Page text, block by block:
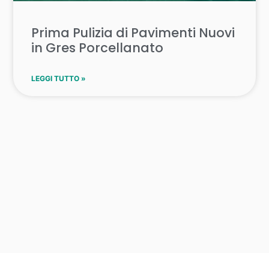
Prima Pulizia di Pavimenti Nuovi
in Gres Porcellanato
LEGGI TUTTO »